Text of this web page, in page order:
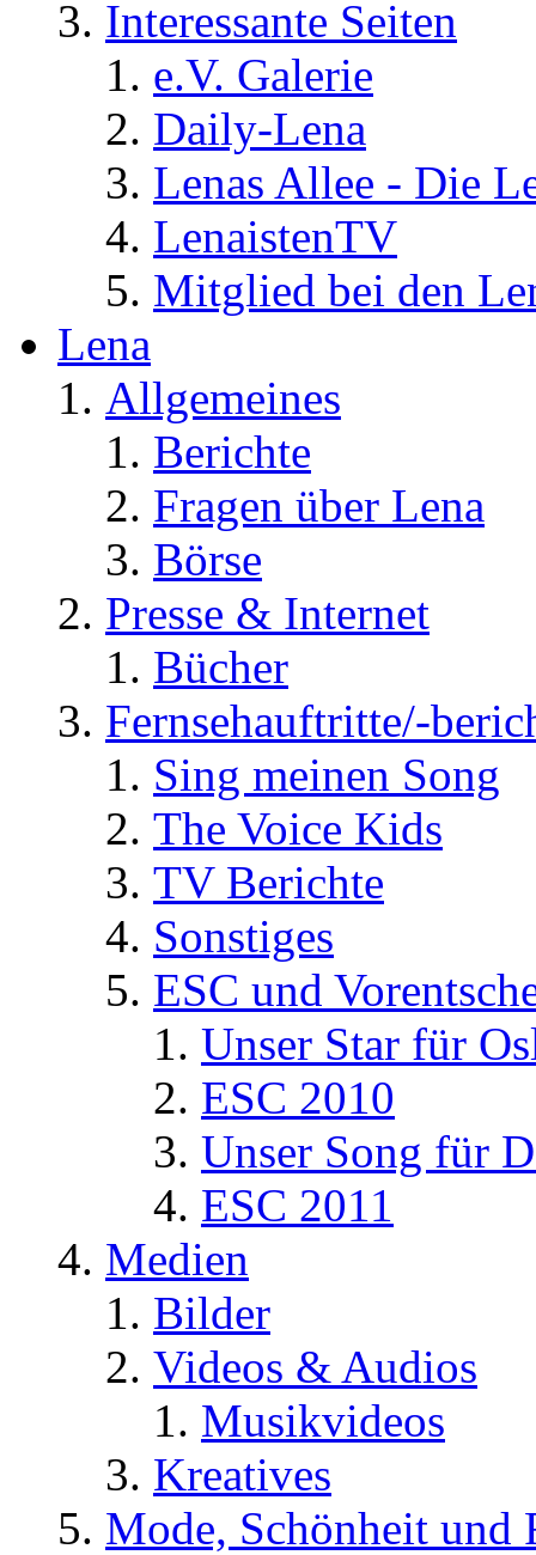
Interessante Seiten
e.V. Galerie
Daily-Lena
Lenas Allee - Die
LenaistenTV
Mitglied bei den
Lena
Allgemeines
Berichte
Fragen über Lena
Börse
Presse & Internet
Bücher
Fernsehauftritte/-
Sing meinen Song
The Voice Kids
TV Berichte
Sonstiges
ESC und
Unser Star für
ESC 2010
Unser Song für
ESC 2011
Medien
Bilder
Videos & Audios
Musikvideos
Kreatives
Mode, Schönheit und